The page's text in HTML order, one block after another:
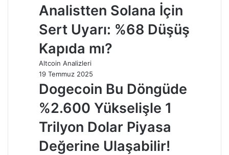
Analistten Solana İçin
Sert Uyarı: %68 Düşüş
Kapıda mı?
Altcoin Analizleri
19 Temmuz 2025
Dogecoin Bu Döngüde
%2.600 Yükselişle 1
Trilyon Dolar Piyasa
Değerine Ulaşabilir!